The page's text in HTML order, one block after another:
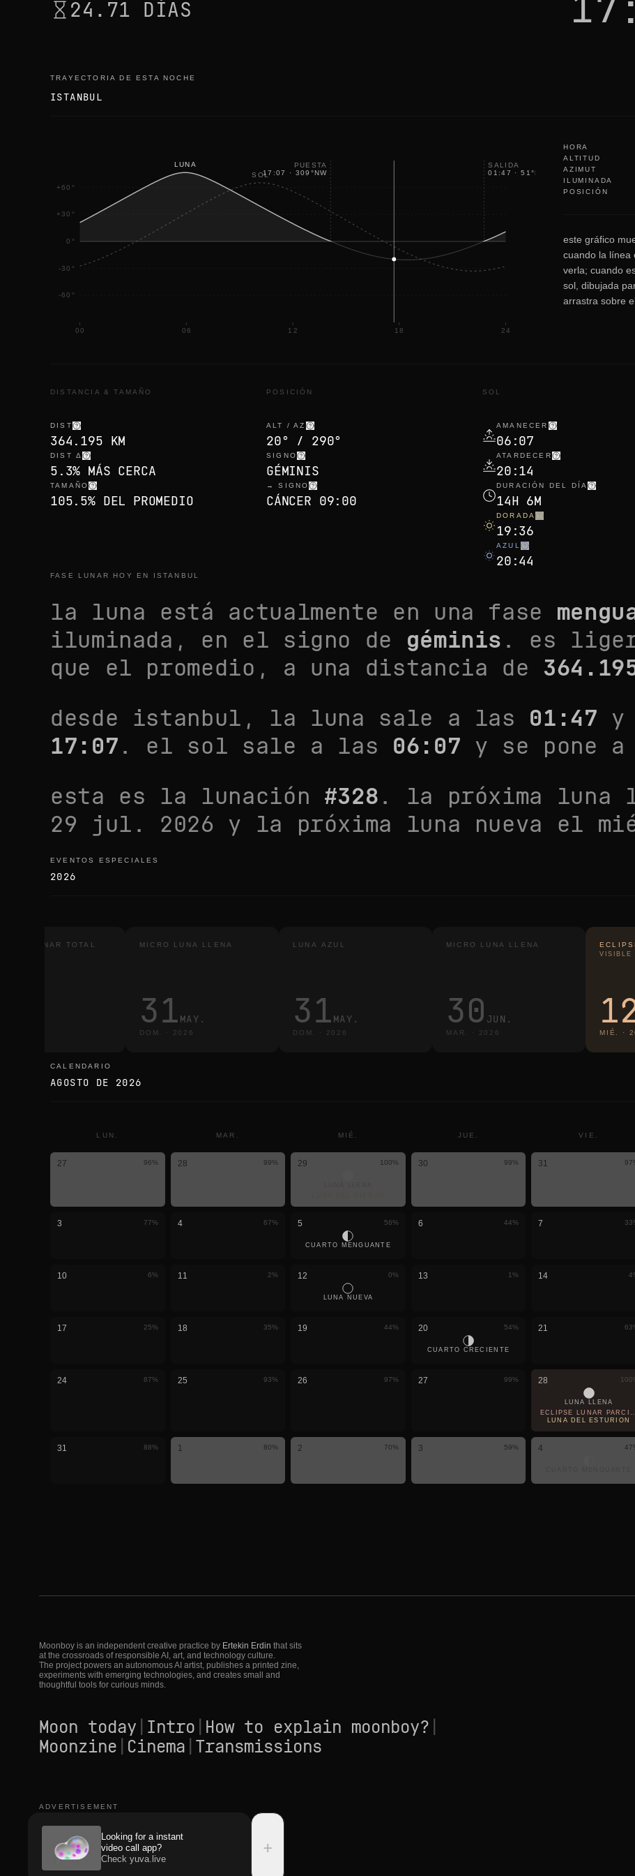
24.71 DÍAS
TRAYECTORIA DE ESTA NOCHE
ISTANBUL
+60°
+30°
0°
-30°
-60°
00 06 12 18 24
LUNA
SOL
SALIDA
01:47
· 51°NE
PUESTA
17:07
· 309 °NW
HORA
ALTITUD
AZIMUT
ILUMINADA
POSICIÓN
este gráfico
cuando la línea
verla; cuando
sol, dibujada
arrastra sobre
DISTANCIA & TAMAÑO
DIST
364.195 KM
DIST Δ
5.3% MÁS CERCA
TAMAÑO
105.5% DEL PROMEDIO
POSICIÓN
ALT / AZ
20° / 290°
SIGNO
GÉMINIS
→ SIGNO
CÁNCER 09:00
SOL
AMANECER
06:07
ATARDECER
20:14
DURACIÓN DEL DÍA
14H 6M
DORADA
19:36
AZUL
20:44
FASE LUNAR HOY EN ISTANBUL
la luna está actualmente en una fase
iluminada, en el signo de géminis . es
que el promedio , a una distancia de
desde istanbul , la luna sale a las 01:47 y
17:07. el sol sale a las 06:07 y se pone
esta es la lunación #328. la próxima luna
29 jul. 2026 y la próxima luna nueva el
eventos especiales
EVENTOS ESPECIALES
2026
LUNAR TOTAL MICRO LUNA LLENA
31 MAY.
DOM. · 2026
LUNA AZUL
31 MAY.
DOM. · 2026
MICRO LUNA LLENA
30 JUN.
MAR. · 2026
VISIBLE
MIÉ. ·
calendario
CALENDARIO
AGOSTO DE 2026
LUN. MAR. MIÉ. JUE. VIE.
27 96% 28 99% 29 100% 30 99% 31 97
3 77% 4 67% 5 56%
CUARTO MENGUANTE
6 44% 7 33
10 6% 11 2% 12 0%
LUNA NUEVA
13 1% 14 4
17 25% 18 35% 19 44% 20 54%
CUARTO CRECIENTE
21 63
24 87% 25 93% 26 97% 27 99% 28 100
LUNA LLENA
ECLIPSE LUNAR
LUNA DEL ESTURIÓN
31 88% 1 80% 2 70% 3 59% 4 47
Moonboy is an independent creative practice by Ertekin Erdin that sits
at the crossroads of responsible AI, art, and technology culture.
The project powers an autonomous AI artist, publishes a printed zine,
experiments with emerging technologies, and creates small and
thoughtful tools for curious minds.
Moon today Intro How to explain moonboy?
Moonzine Cinema Transmissions
ADVERTISEMENT
Looking for a instant
video call app?
Check yuva.live
+